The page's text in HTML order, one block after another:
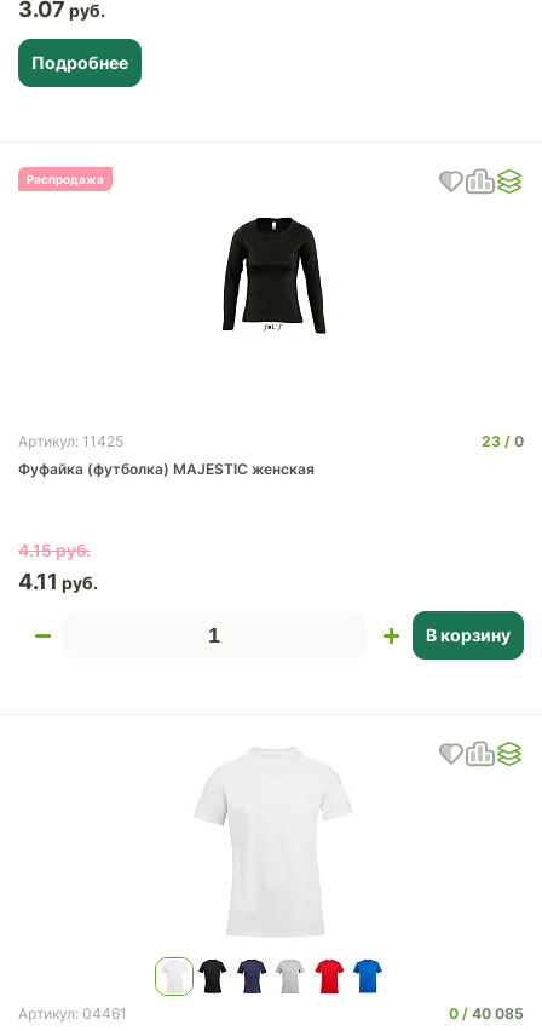
3.07
Подробнее
Распродажа
Артикул: 11425 23
0
Фуфайка (футболка) MAJESTIC женская
4.15
4.11
В корзину
Артикул: 04461 0
40 085